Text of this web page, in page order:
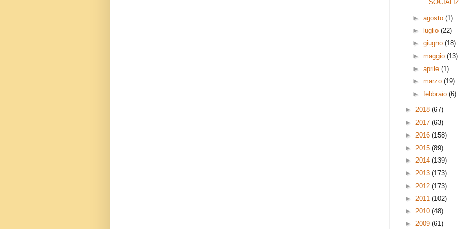
►agosto(1)
►
luglio(22)
►giugno(18)
►maggio(13)
►aprile(1)
►marzo(19)
►febbraio(6)
► 2018 (67)
► 2017 (63)
► 2016 (158)
► 2015 (89)
► 2014 (139)
► 2013 (173)
► 2012 (173)
► 2011 (102)
► 2010 (48)
► 2009 (61)